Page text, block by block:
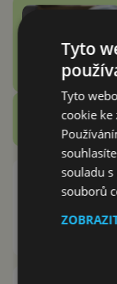
Zobrazit další
Recenze
Tyto
Tyto
cookie ke
souladu
souborů